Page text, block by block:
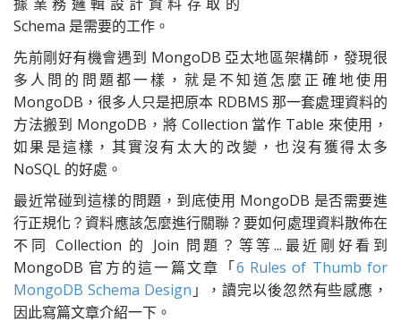
Schema 是需要的工作。
先前剛好有機會遇到 MongoDB 亞太地區架構師，發現很
多人問的問題都一樣，就是不知道怎麼正確地使用
MongoDB，很多人只是把原本 RDBMS 那一套處理資料的
方法搬到 MongoDB，將 Collection 當作 Table 來使用，
如果是這樣，其實沒有太大的改變，也沒有獲得太多
NoSQL 的好處。
最近常碰到這樣的問題，到底使用 MongoDB 是否需要進
行正規化？資料應該怎麼進行關聯？要如何處理資料散佈在
不同 Collection 的 Join 問題？等等...最近剛好看到
MongoDB 官方的這一篇文章「6 Rules of Thumb for
MongoDB Schema Design 」，讀完以後忽然有些感應，
因此寫篇文章介紹一下。